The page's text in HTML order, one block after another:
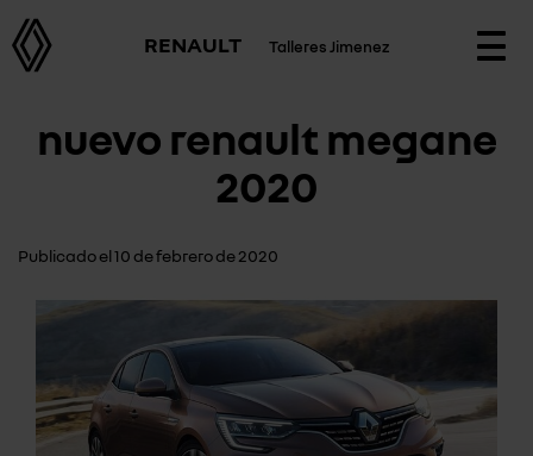
RENAULT Talleres Jimenez
nuevo renault megane
2020
Publicado el 10 de febrero de 2020